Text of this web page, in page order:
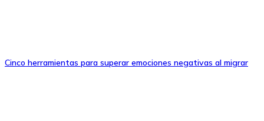
Cinco herramientas para superar emociones negativas al migrar